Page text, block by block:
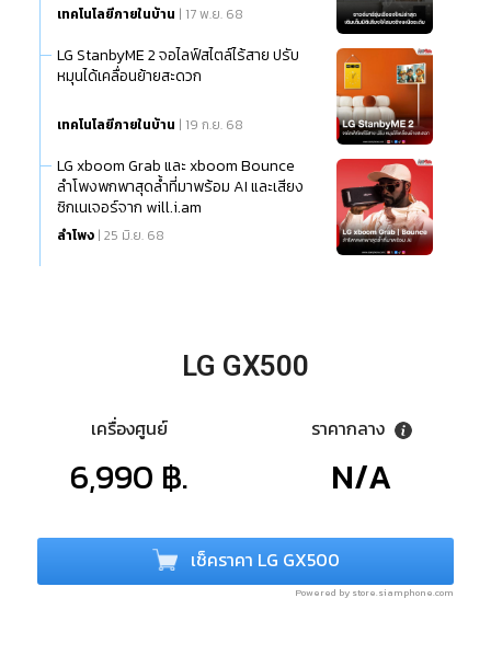
เทคโนโลยีภายในบ้าน | 17 พ.ย. 68
LG StanbyME 2 จอไลฟ์สไตล์ไร้สาย ปรับ
หมุนได้เคลื่อนย้ายสะดวก
เทคโนโลยีภายในบ้าน | 19 ก.ย. 68
LG xboom Grab และ xboom Bounce
ลำโพงพกพาสุดล้ำที่มาพร้อม AI และเสียง
ซิกเนเจอร์จาก will.i.am
ลำโพง | 25 มิ.ย. 68
LG GX500
เครื่องศูนย์
6,990 ฿.
ราคากลาง
N/A
เช็คราคา LG GX500
Powered by store.siamphone.com